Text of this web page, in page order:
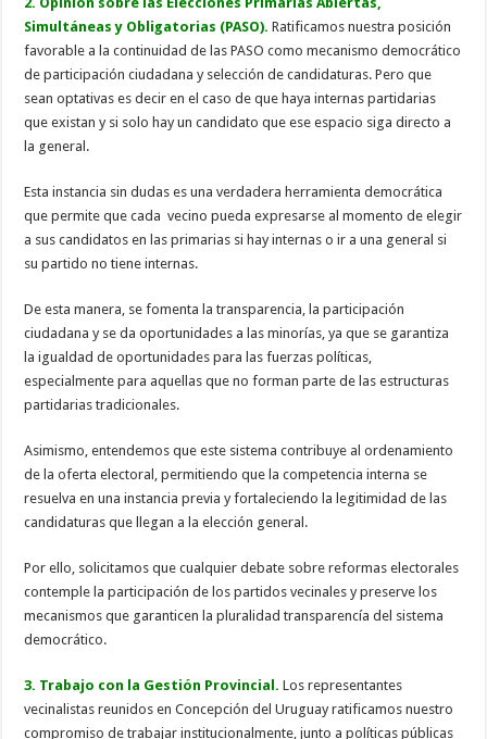
Simultáneas y Obligatorias (PASO).Ratificamos nuestra posición
favorable a la continuidad de las PASO como mecanismo democrático
de participación ciudadana y selección de candidaturas. Pero que
sean optativas es decir en el caso de que haya internas partidarias
que existan y si solo hay un candidato que ese espacio siga directo a
la general.
Esta instancia sin dudas es una verdadera herramienta democrática
que permite que cada vecino pueda expresarse al momento de elegir
a sus candidatos en las primarias si hay internas o ir a una general si
su partido no tiene internas.
De esta manera, se fomenta la transparencia, la participación
ciudadana y se da oportunidades a las minorías, ya que se garantiza
la igualdad de oportunidades para las fuerzas políticas,
especialmente para aquellas que no forman parte de las estructuras
partidarias tradicionales.
Asimismo, entendemos que este sistema contribuye al ordenamiento
de la oferta electoral, permitiendo que la competencia interna se
resuelva en una instancia previa y fortaleciendo la legitimidad de las
candidaturas que llegan a la elección general.
Por ello, solicitamos que cualquier debate sobre reformas electorales
contemple la participación de los partidos vecinales y preserve los
mecanismos que garanticen la pluralidad transparencía del sistema
democrático.
3. Trabajo con la Gestión Provincial.Los representantes
vecinalistas reunidos en Concepción del Uruguay ratificamos nuestro
compromiso de trabajar institucionalmente, junto a políticas públicas